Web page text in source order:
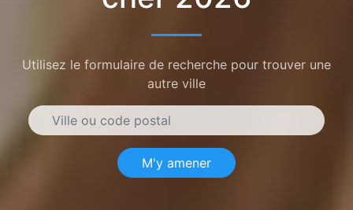
Utilisez le formulaire de recherche pour trouver une
autre ville
M'y amener